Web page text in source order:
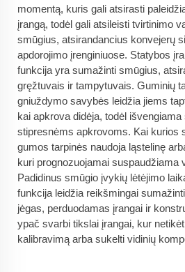
momentą, kuris gali atsirasti
įrangą, todėl gali atsileisti tvirtinimo
smūgius, atsirandancius konvejerų
apdorojimo įrenginiuose. Statybos
funkcija yra sumažinti smūgius,
gręžtuvais ir tampytuvais. Guminių
gniuždymo savybės leidžia jiems
kai apkrova didėja, todėl
stipresnėms apkrovoms. Kai kurios
gumos tarpinės naudoja ląstelinę
kuri prognozuojamai suspaudžiama
Padidinus smūgio įvykių lėtėjimo
funkcija leidžia reikšmingai
jėgas, perduodamas įrangai ir
ypač svarbi tikslai įrangai, kur
kalibravimą arba sukelti vidinių